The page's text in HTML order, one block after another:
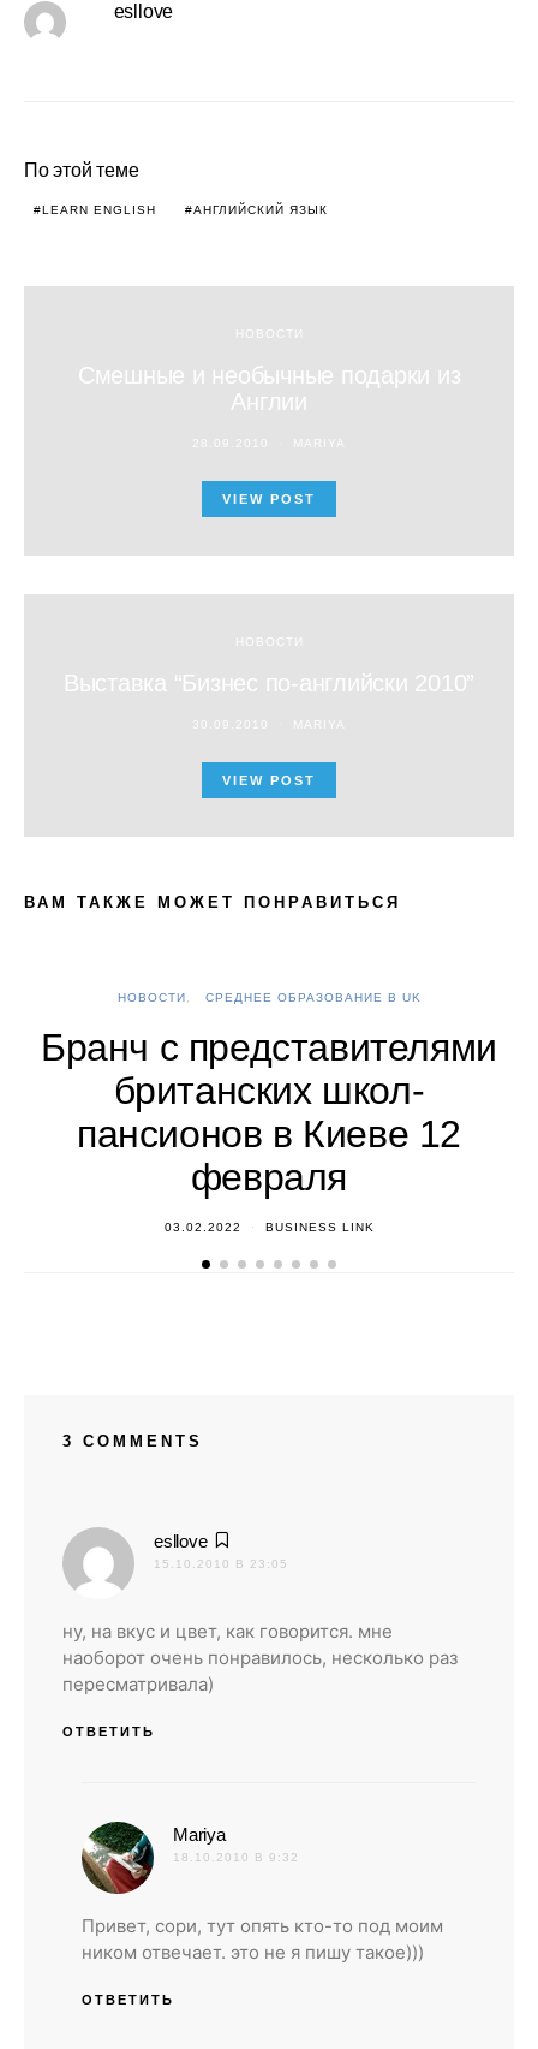
esllove
По этой теме
LEARN ENGLISH АНГЛИЙСКИЙ ЯЗЫК
НОВОСТИ
Смешные и необычные подарки из
Англии
28.09.2010 MARIYA
VIEW POST
НОВОСТИ
Выставка “Бизнес по-английски 2010”
30.09.2010 MARIYA
VIEW POST
ВАМ ТАКЖЕ МОЖЕТ ПОНРАВИТЬСЯ
НОВОСТИ СРЕДНЕЕ ОБРАЗОВАНИЕ В UK
Бранч с представителями
британских школ-
пансионов в Киеве 12
февраля
03.02.2022 BUSINESS LINK
3 COMMENTS
esllove
15.10.2010 В 23:05
ну, на вкус и цвет, как говорится. мне
наоборот очень понравилось, несколько раз
пересматривала)
ОТВЕТИТЬ
Mariya:
18.10.2010 В 9:32
Привет, сори, тут опять кто-то под моим
ником отвечает. это не я пишу такое)))
ОТВЕТИТЬ